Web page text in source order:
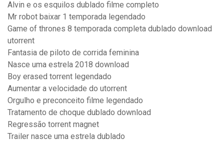
Alvin e os esquilos dublado filme completo
Mr robot baixar 1 temporada legendado
Game of thrones 8 temporada completa dublado download
utorrent
Fantasia de piloto de corrida feminina
Nasce uma estrela 2018 download
Boy erased torrent legendado
Aumentar a velocidade do utorrent
Orgulho e preconceito filme legendado
Tratamento de choque dublado download
Regressão torrent magnet
Trailer nasce uma estrela dublado